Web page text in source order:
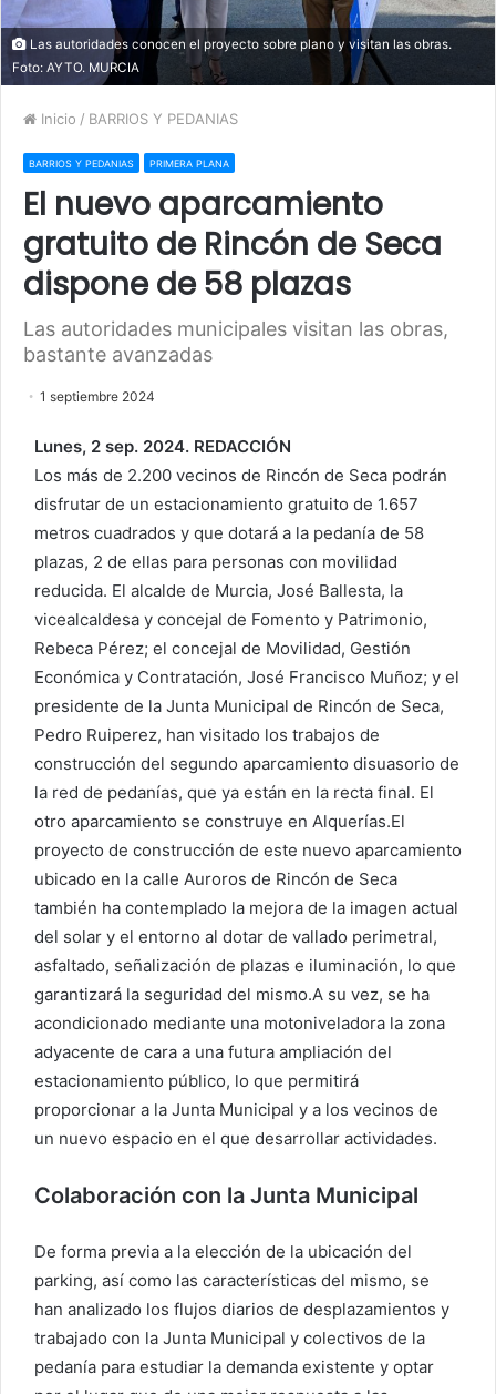
Las autoridades conocen el proyecto sobre plano y visitan las obras.
Foto: AYTO. MURCIA
Inicio / BARRIOS Y PEDANIAS
BARRIOS Y PEDANIAS PRIMERA PLANA
El nuevo aparcamiento
gratuito de Rincón de Seca
dispone de 58 plazas
Las autoridades municipales visitan las obras,
bastante avanzadas
1 septiembre 2024
Lunes, 2 sep. 2024. REDACCIÓN
Los más de 2.200 vecinos de Rincón de Seca podrán
disfrutar de un estacionamiento gratuito de 1.657
metros cuadrados y que dotará a la pedanía de 58
plazas, 2 de ellas para personas con movilidad
reducida. El alcalde de Murcia, José Ballesta, la
vicealcaldesa y concejal de Fomento y Patrimonio,
Rebeca Pérez; el concejal de Movilidad, Gestión
Económica y Contratación, José Francisco Muñoz; y el
presidente de la Junta Municipal de Rincón de Seca,
Pedro Ruiperez, han visitado los trabajos de
construcción del segundo aparcamiento disuasorio de
la red de pedanías, que ya están en la recta final. El
otro aparcamiento se construye en Alquerías.El
proyecto de construcción de este nuevo aparcamiento
ubicado en la calle Auroros de Rincón de Seca
también ha contemplado la mejora de la imagen actual
del solar y el entorno al dotar de vallado perimetral,
asfaltado, señalización de plazas e iluminación, lo que
garantizará la seguridad del mismo.A su vez, se ha
acondicionado mediante una motoniveladora la zona
adyacente de cara a una futura ampliación del
estacionamiento público, lo que permitirá
proporcionar a la Junta Municipal y a los vecinos de
un nuevo espacio en el que desarrollar actividades.
Colaboración con la Junta Municipal
De forma previa a la elección de la ubicación del
parking, así como las características del mismo, se
han analizado los flujos diarios de desplazamientos y
trabajado con la Junta Municipal y colectivos de la
pedanía para estudiar la demanda existente y optar